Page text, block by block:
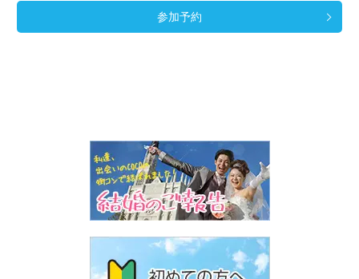
参加予約